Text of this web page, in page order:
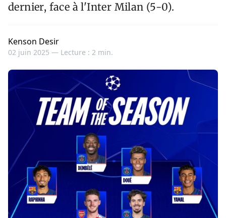
dernier, face à l'Inter Milan (5-0).
Kenson Desir
02 juin 2025 — Lecture : 2 min.